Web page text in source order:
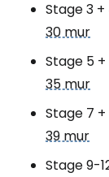
Stage 3 +
30 mur
Stage 5 +
35 mur
Stage 7 +
39 mur
Stage 9-